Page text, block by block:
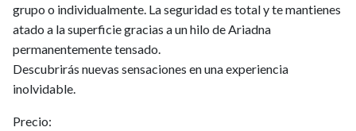
grupo o individualmente. La seguridad es total y te mantienes
atado a la superficie gracias a un hilo de Ariadna
permanentemente tensado.
Descubrirás nuevas sensaciones en una experiencia
inolvidable.
Precio: